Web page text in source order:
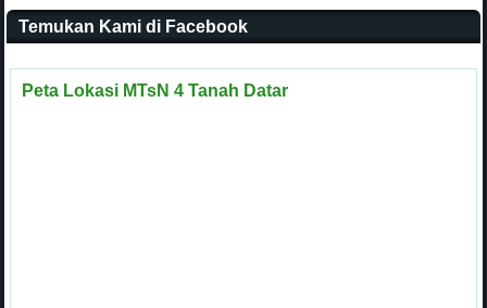
Temukan Kami di Facebook
Peta Lokasi MTsN 4 Tanah Datar